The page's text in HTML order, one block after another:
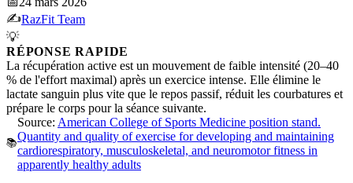
✍️RazFit Team
💡
RÉPONSE RAPIDE
La récupération active est un mouvement de faible intensité (20–40
% de l'effort maximal) après un exercice intense. Elle élimine le
lactate sanguin plus vite que le repos passif, réduit les courbatures et
prépare le corps pour la séance suivante.
📚
Source: American College of Sports Medicine position stand.
Quantity and quality of exercise for developing and maintaining
cardiorespiratory, musculoskeletal, and neuromotor fitness in
apparently healthy adults